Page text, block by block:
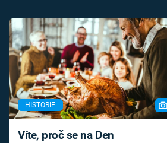
HISTORIE
Víte, proč se na Den